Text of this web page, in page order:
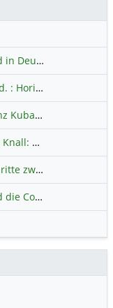
Bundesbank: Weniger Falschgeld in Deutschland
IRW-News: Horizon Petroleum Ltd. : Horizon Petroleum beginnt mit der Testförderung im Projekt Lachowice in Polen und schließt die Platzierung einer überzeichneten Wandelanleihe ab
Erneuter Strom-Blackout legt ganz Kuba lahm
Gold beendet Handelswoche mit Knall: Barrick Mining – Ist diese Aktie wieder ein Kauf?
Ölpreise fallen deutlich - Fortschritte zwischen USA und Iran belasten
Übernahmekampf eskaliert: Wird die Commerzbank italienisch?